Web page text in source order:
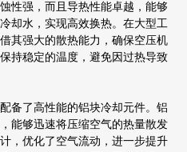
性强，而且导热性能卓越，能够
却水，实现高效换热。在大型工
其强大的散热能力，确保空压机
持稳定的温度，避免因过热导致
备了高性能的铝块冷却元件。铝
能够迅速将压缩空气的热量散发
，优化了空气流动，进一步提升